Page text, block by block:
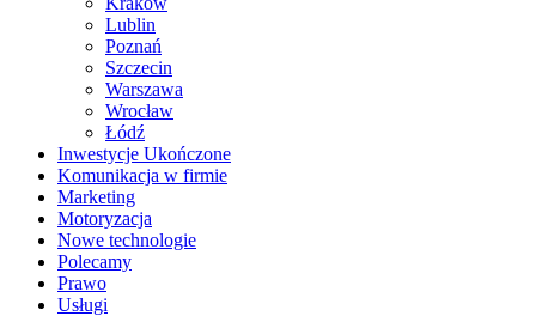
Lublin
Poznań
Szczecin
Warszawa
Wrocław
Łódź
Inwestycje Ukończone
Komunikacja w firmie
Marketing
Motoryzacja
Nowe technologie
Polecamy
Prawo
Usługi